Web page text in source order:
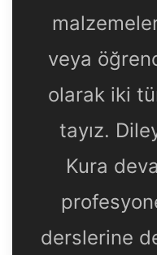
veya
olarak iki
tayız.
Kura
derslerine